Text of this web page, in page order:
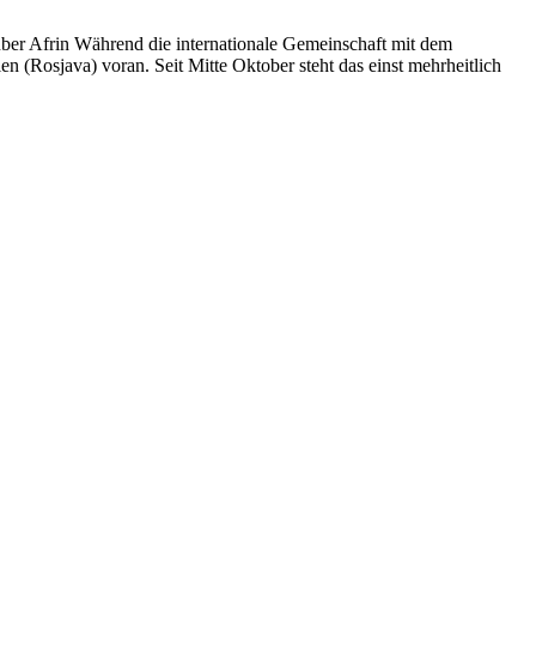
Afrin Während die internationale Gemeinschaft mit dem
(Rosjava) voran. Seit Mitte Oktober steht das einst mehrheitlich